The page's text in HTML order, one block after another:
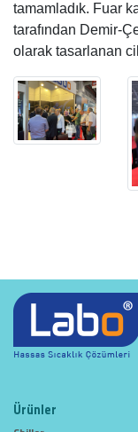
tamamladık. Fuar
tarafından Demir-
olarak tasarlanan
Ürünler